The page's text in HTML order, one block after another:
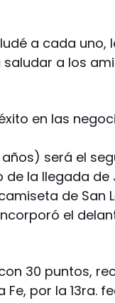
a cada uno,
a los
en las
será el
la llegada de
de San
el
30 puntos,
por la 13ra.